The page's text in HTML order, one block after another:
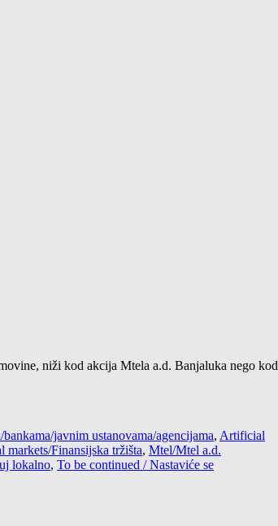
niži kod akcija Mtela a.d. Banjaluka nego kod
javnim ustanovama/agencijama, Artificial
markets/Finansijska tržišta, Mtel/Mtel a.d.
lokalno, To be continued / Nastaviće se